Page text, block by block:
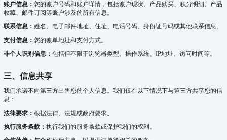
账户信息： 您的账户号码和账户详情，包括账户现状、产品购买、积分明细、产品
收藏、邮件订阅等账户涉及的所有信息。
联系信息： 姓名、电子邮件地址、住址、电话号码、身份证号码或其他联系信息。
支付信息： 您的账单地址和支付方式。
非个人识别信息： 包括但不限于浏览器类型、操作系统、IP地址、访问时间等。
三、信息共享
我们承诺不向第三方出售您的个人信息。我们仅在以下情况下与第三方共享您的信
息：
法律要求： 根据法律、法规或政府要求。
执行服务条款： 执行我们的服务条款或保护我们的权利。